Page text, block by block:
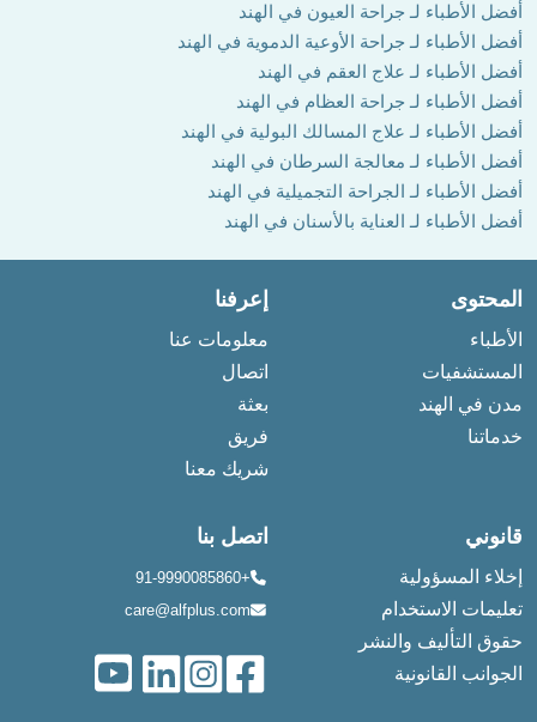
أفضل الأطباء لـ جراحة العيون في الهند
أفضل الأطباء لـ جراحة الأوعية الدموية في الهند
أفضل الأطباء لـ علاج العقم في الهند
أفضل الأطباء لـ جراحة العظام في الهند
أفضل الأطباء لـ علاج المسالك البولية في الهند
أفضل الأطباء لـ معالجة السرطان في الهند
أفضل الأطباء لـ الجراحة التجميلية في الهند
أفضل الأطباء لـ العناية بالأسنان في الهند
المحتوى
الأطباء
المستشفيات
مدن في الهند
خدماتنا
إعرفنا
معلومات عنا
اتصال
بعثة
فريق
شريك معنا
قانوني
إخلاء المسؤولية
تعليمات الاستخدام
حقوق التأليف والنشر
الجوانب القانونية
اتصل بنا
+91-9990085860
care@alfplus.com